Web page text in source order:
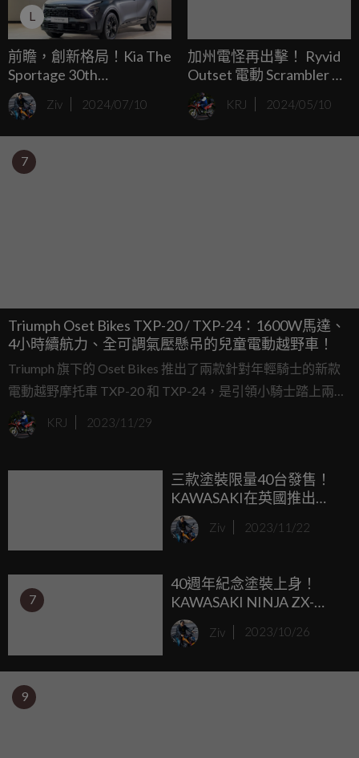
L
前瞻，創新格局！Kia The
Sportage 30th
Anniversary Edition 進口
極致休旅限量200台，
Ziv 2024/07/10
加州電怪再出擊！ Ryvid
Outset 電動 Scrambler 不
到六千鎂征服都市野外！
KRJ 2024/05/10
7
Triumph Oset Bikes TXP-20 / TXP-24：1600W馬達、
4小時續航力、全可調氣壓懸吊的兒童電動越野車！
Triumph 旗下的 Oset Bikes 推出了兩款針對年輕騎士的新款
電動越野摩托車 TXP-20 和 TXP-24，是引領小騎士踏上兩輪
世界的絕佳起點；Oset Bikes 是一家位於英國的電動越野摩
托車專業製造商，最近被 Triumph 收購。
KRJ 2023/11/29
三款塗裝限量40台發售！
KAWASAKI在英國推出
「ZX-10RR Anniversary
Edition」
Ziv 2023/11/22
7
40週年紀念塗裝上身！
KAWASAKI NINJA ZX-
14R/10R/6R/4RR「40th
Anniversary Edition
Ziv 2023/10/26
9